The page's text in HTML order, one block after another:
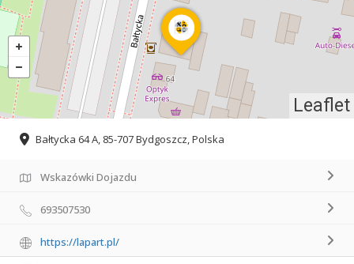
Leaflet
Bałtycka 64 A, 85-707 Bydgoszcz, Polska
Wskazówki Dojazdu
693507530
https://lapart.pl/